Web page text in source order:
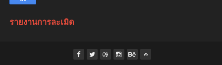
รายงานการละเมิด